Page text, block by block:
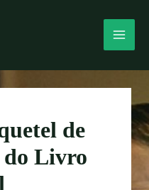
de
do Livro